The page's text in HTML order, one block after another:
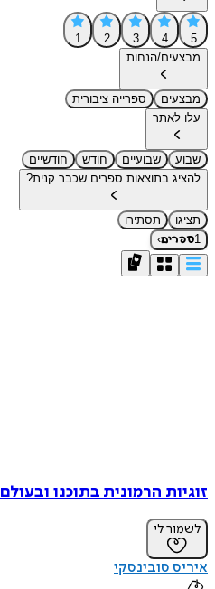
5
4
3
2
1
מבצעים/הנחות
מבצעים
ספרייה ציבורית
עלו לאתר
שבוע שבועיים חודש
חודשיים
להציג בתוצאות ספרים שכבר קנית?
תציגו
תסתירו
1ספרים›
זוגיות הרמונית בתוכנו ובעולם
לשמור לי
איריס סובינסקי